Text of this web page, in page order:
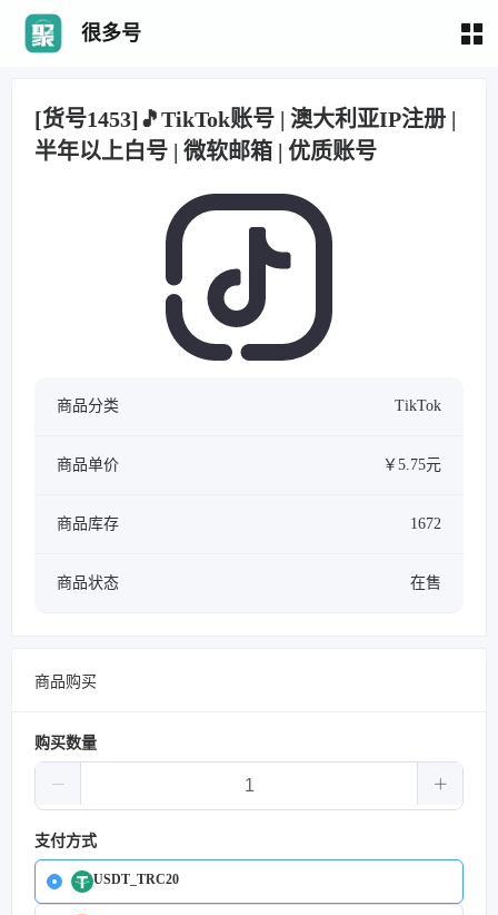
很多号
[货号1453]🎵TikTok账号 | 澳大利亚IP注册 |
半年以上白号 | 微软邮箱 | 优质账号
商品分类 TikTok
商品单价 ￥5.75元
商品库存 1672
商品状态 在售
商品购买
购买数量
支付方式
USDT_TRC20